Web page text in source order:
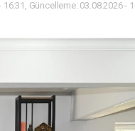
16:31, Güncelleme: 03.08.2026 -